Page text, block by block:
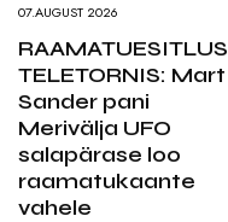
07.AUGUST 2026
RAAMATUESITLUS
TELETORNIS: Mart
Sander pani
Merivälja UFO
salapärase loo
raamatukaante
vahele